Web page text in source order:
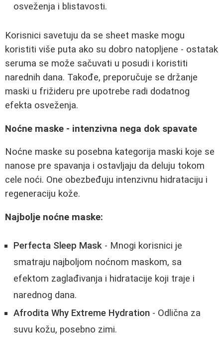
osveženja i blistavosti.
Korisnici savetuju da se sheet maske mogu
koristiti više puta ako su dobro natopljene - ostatak
seruma se može sačuvati u posudi i koristiti
narednih dana. Takođe, preporučuje se držanje
maski u frižideru pre upotrebe radi dodatnog
efekta osveženja.
Noćne maske - intenzivna nega dok spavate
Noćne maske su posebna kategorija maski koje se
nanose pre spavanja i ostavljaju da deluju tokom
cele noći. One obezbeđuju intenzivnu hidrataciju i
regeneraciju kože.
Najbolje noćne maske:
Perfecta Sleep Mask - Mnogi korisnici je
smatraju najboljom noćnom maskom, sa
efektom zaglađivanja i hidratacije koji traje i
narednog dana.
Afrodita Why Extreme Hydration - Odlična za
suvu kožu, posebno zimi.